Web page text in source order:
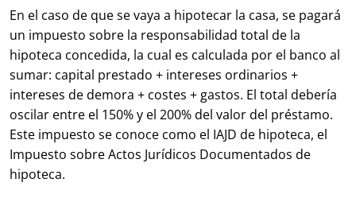
En el caso de que se vaya a hipotecar la casa, se pagará
un impuesto sobre la responsabilidad total de la
hipoteca concedida, la cual es calculada por el banco al
sumar: capital prestado + intereses ordinarios +
intereses de demora + costes + gastos. El total debería
oscilar entre el 150% y el 200% del valor del préstamo.
Este impuesto se conoce como el IAJD de hipoteca, el
Impuesto sobre Actos Jurídicos Documentados de
hipoteca.